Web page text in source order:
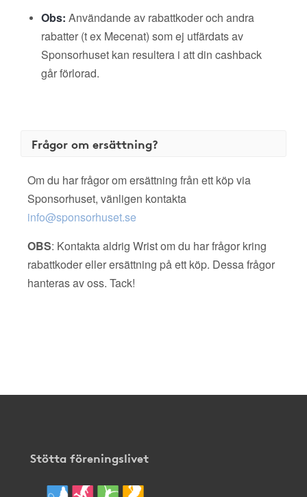
Obs: Användande av rabattkoder och andra
rabatter (t ex Mecenat) som ej utfärdats av
Sponsorhuset kan resultera i att din cashback
går förlorad.
Frågor om ersättning?
Om du har frågor om ersättning från ett köp via
Sponsorhuset, vänligen kontakta
info@sponsorhuset.se
OBS: Kontakta aldrig Wrist om du har frågor kring
rabattkoder eller ersättning på ett köp. Dessa frågor
hanteras av oss. Tack!
Stötta föreningslivet